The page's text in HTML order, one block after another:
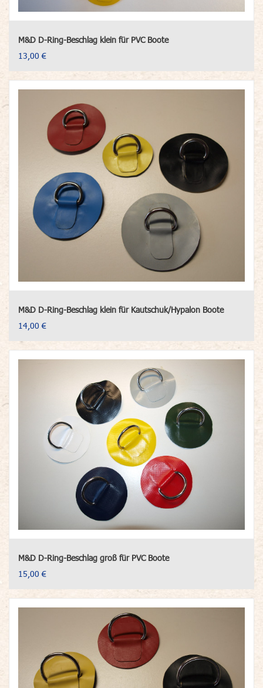
M&D D-Ring-Beschlag klein für PVC Boote
13,00 €
M&D D-Ring-Beschlag klein für Kautschuk/Hypalon Boote
14,00 €
M&D D-Ring-Beschlag groß für PVC Boote
15,00 €